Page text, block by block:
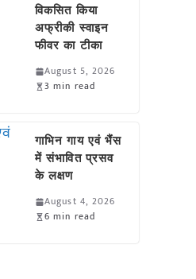
विकसित किया
अफ्रीकी स्वाइन
फीवर का टीका
August 5, 2026
3 min read
गाभिन गाय एवं भैंस
में संभावित प्रसव
के लक्षण
August 4, 2026
6 min read